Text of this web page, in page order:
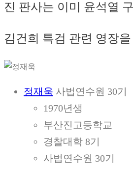
진 판사는 이미 윤석열
김건희 특검 관련 영장
정재욱 사법연수원 30기
1970년생
부산진고등학교
경찰대학 8기
사법연수원 30기